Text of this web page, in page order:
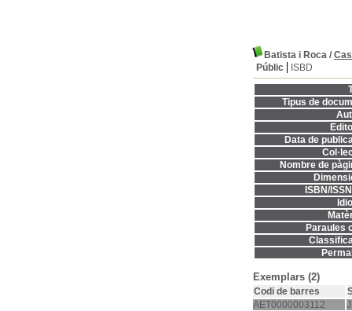
Batista i Roca /
Públic
ISBD
Tipus de
Data de
Nombre de
ISBN/
Paraules
Exemplars (2)
Codi de barres
AET0000003112